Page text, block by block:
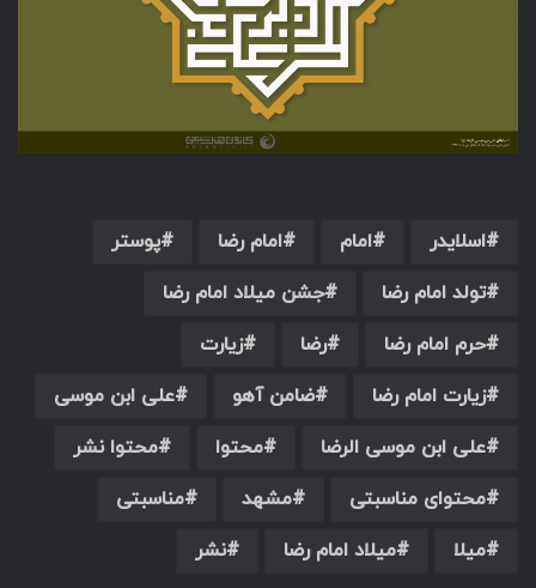
اسلایدر امام امام رضا
پوستر
تولد امام رضا
جشن میلاد امام رضا
حرم امام رضا
رضا
زیارت
زیارت امام رضا
ضامن آهو
علی ابن موسی
علی ابن موسی الرضا
محتوا
محتوا نشر
محتوای مناسبتی
مشهد
مناسبتی
میلا
میلاد امام رضا نشر